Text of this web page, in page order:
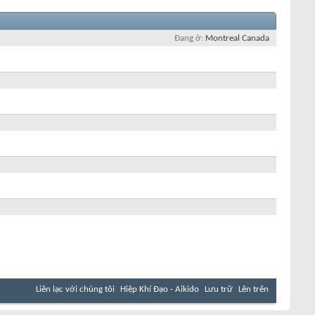
Đang ở Montreal Canada
Liên lạc với chúng tôi Hiệp Khí Đạo - Aikido Lưu trữ Lên trên